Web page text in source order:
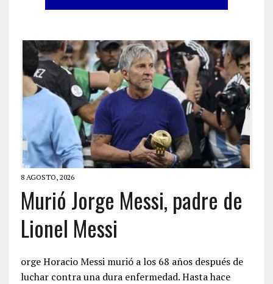
8 AGOSTO, 2026
Murió Jorge Messi, padre de
Lionel Messi
orge Horacio Messi murió a los 68 años después de
luchar contra una dura enfermedad. Hasta hace